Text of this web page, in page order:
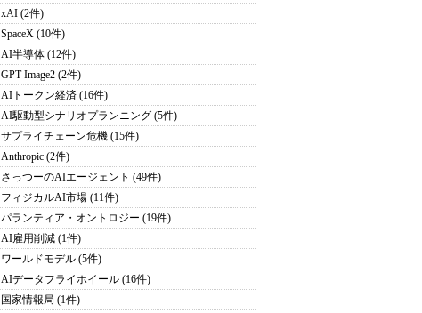
xAI (2件)
SpaceX (10件)
AI半導体 (12件)
GPT-Image2 (2件)
AIトークン経済 (16件)
AI駆動型シナリオプランニング (5件)
サプライチェーン危機 (15件)
Anthropic (2件)
さっつーのAIエージェント (49件)
フィジカルAI市場 (11件)
パランティア・オントロジー (19件)
AI雇用削減 (1件)
ワールドモデル (5件)
AIデータフライホイール (16件)
国家情報局 (1件)